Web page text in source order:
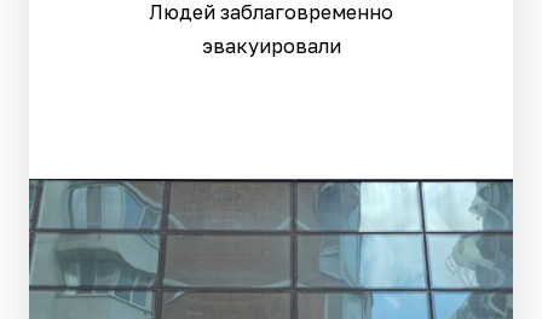
Людей заблаговременно
эвакуировали